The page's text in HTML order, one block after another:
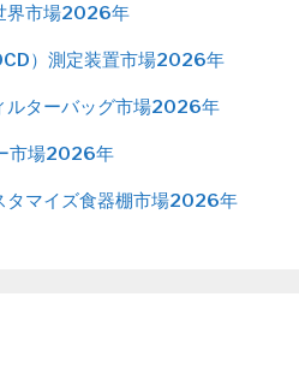
界市場2026年
）測定装置市場2026年
ルターバッグ市場2026年
市場2026年
タマイズ食器棚市場2026年